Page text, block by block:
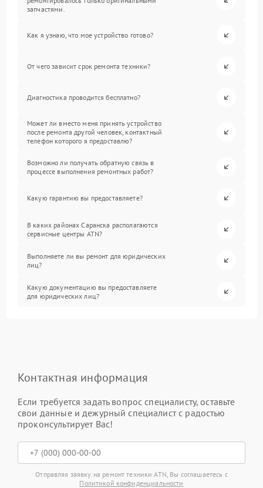
запчастями.
Как я узнаю, что мое устройство готово?
От чего зависит срок ремонта техники?
Диагностика проводится бесплатно?
Может ли вместо меня принять устройство
после ремонта другой человек, контактный
телефон которого я предоставлю?
Возможно ли получать обратную связь в
процессе выполнения ремонтных работ?
Какую гарантию вы предоставляете?
В каких районах Саранска располагаются
сервисные центры ATN?
Выполняете ли вы ремонт для юридических
лиц?
Какую документацию вы предоставляете
для юридических лиц?
Контактная информация
Если требуется задать вопрос специалисту, оставьте
свои данные и дежурный специалист с радостью
проконсультирует Вас!
Отправляя заявку на ремонт техники ATN, Вы соглашаетесь с
Политикой конфиденциальности